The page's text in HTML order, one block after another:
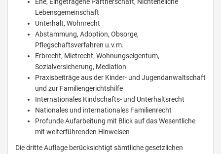
Ehe, Eingetragene Partnerschaft, Nichteheliche
Lebensgemeinschaft
Unterhalt, Wohnrecht
Abstammung, Adoption, Obsorge,
Pflegschaftsverfahren u.v.m.
Erbrecht, Mietrecht, Wohnungseigentum,
Sozialversicherung, Mediation
Praxisbeiträge aus der Kinder- und Jugendanwaltschaft
und zur Familiengerichtshilfe
Internationales Kindschafts- und Unterhaltsrecht
Nationales und internationales Familienrecht
Profunde Aufarbeitung mit Blick auf das Wesentliche
mit weiterführenden Hinweisen
Die dritte Auflage berücksichtigt sämtliche gesetzlichen